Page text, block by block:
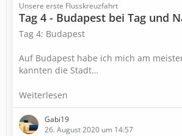
Unsere erste Flusskreuzfahrt
Tag 4 - Budapest bei Tag und
Tag 4: Budapest
Auf Budapest habe ich mich am
kannten die Stadt…
Weiterlesen
Gabi19
26. August 2020 um 14:57